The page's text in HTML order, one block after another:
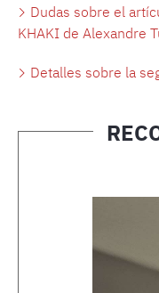
Dudas sobre el
KHAKI de Alexandre
Detalles sobre la